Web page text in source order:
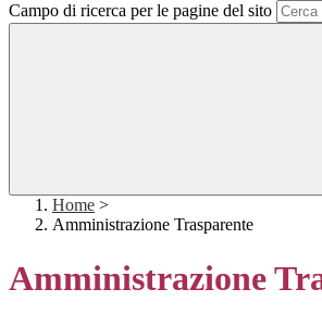
Campo di ricerca per le pagine del sito
Home >
Amministrazione Trasparente
Amministrazione